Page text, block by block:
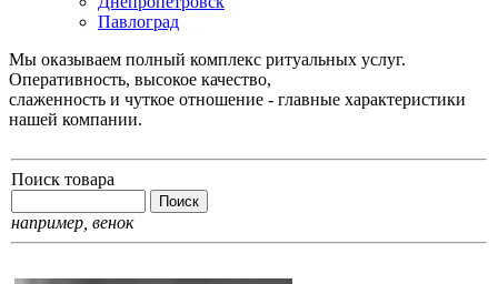
Павлоград
Мы оказываем полный комплекс ритуальных услуг.
Оперативность, высокое качество,
слаженность и чуткое отношение - главные характеристики
нашей компании.
Поиск товара
например, венок